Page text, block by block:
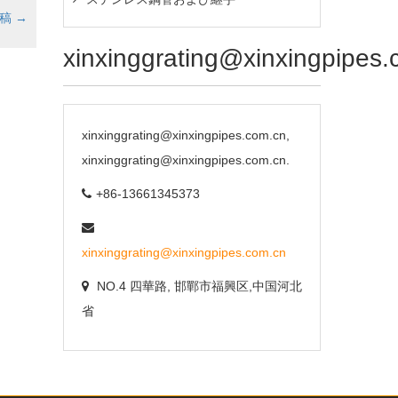
→
xinxinggrating@xinxingpipes.com.cn,
xinxinggrating@xinxingpipes.com.cn.
+86-13661345373
xinxinggrating@xinxingpipes.com.cn
NO.4 四華路, 邯鄲市福興区,中国河北
省